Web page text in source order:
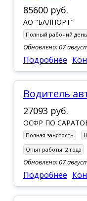
85600 руб.
АО "БАЛПОРТ"
Полный рабочий день
Обновлено: 07
Подробнее
водитель
27093 руб.
ОСФР ПО
Полная занятость
Опыт работы: 2 года
Обновлено: 07
Подробнее